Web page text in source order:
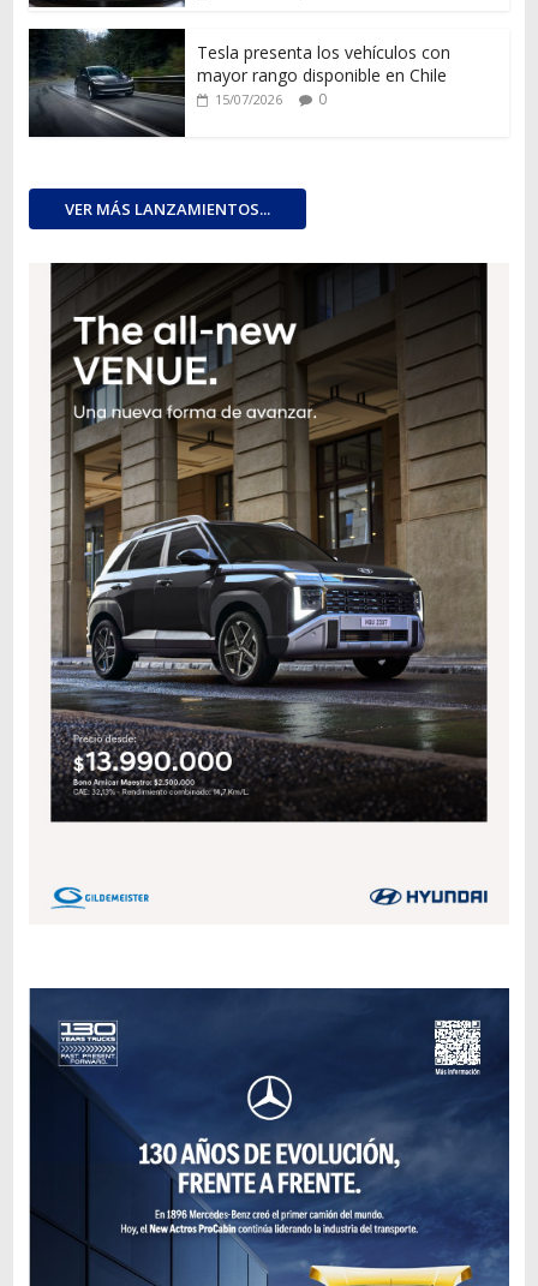
Tesla presenta los vehículos con
mayor rango disponible en Chile
15/07/2026 0
VER MÁS LANZAMIENTOS...